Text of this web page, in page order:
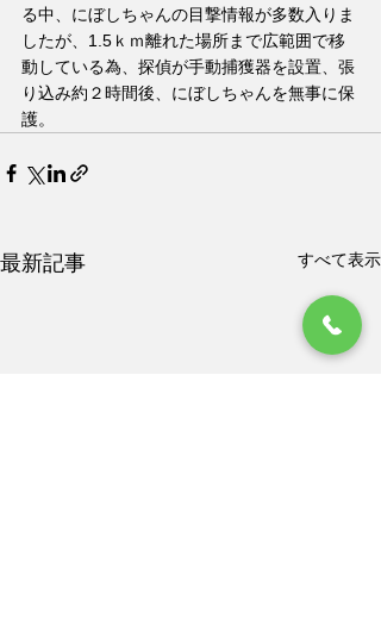
る中、にぼしちゃんの目撃情報が多数入りま
したが、1.5ｋｍ離れた場所まで広範囲で移
動している為、探偵が手動捕獲器を設置、張
り込み約２時間後、にぼしちゃんを無事に保
護。
最新記事 すべて表示